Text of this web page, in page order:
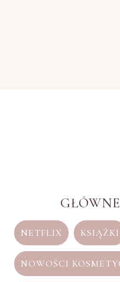
NETFLIX KSIĄŻKI
NOWOŚCI